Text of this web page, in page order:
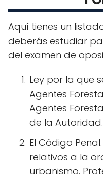
Aquí tienes un
deberás estudiar
del examen de
Ley por la que
Agentes
Agentes
de la
El Código
relativos a la
urbanismo.